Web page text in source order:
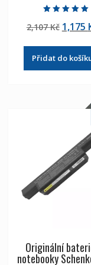
5.00
z 5
2,107Kč
byla:
2,107
1,175
Přidat do
Originální
notebooky